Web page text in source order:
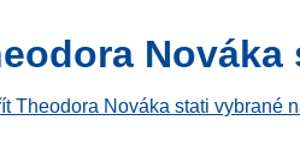
Nováka
Theodora Nováka stati vybrané